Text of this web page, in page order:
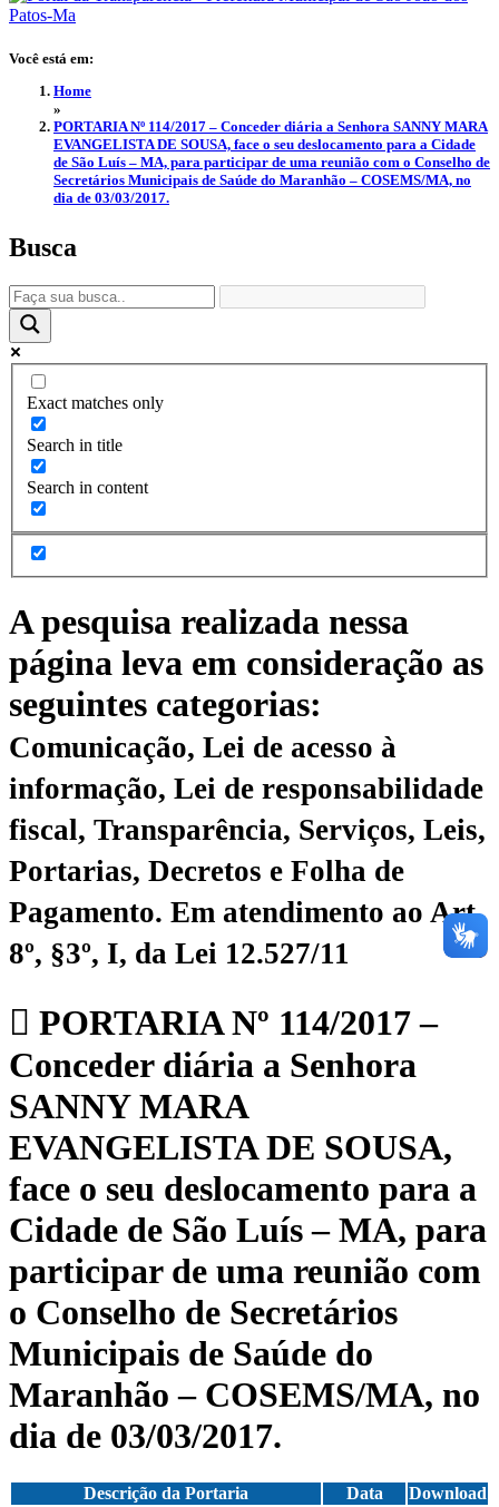
Você está em:
Home
»
PORTARIA Nº 114/2017 – Conceder diária a Senhora SANNY MARA
EVANGELISTA DE SOUSA, face o seu deslocamento para a Cidade
de São Luís – MA, para participar de uma reunião com o Conselho de
Secretários Municipais de Saúde do Maranhão – COSEMS/MA, no
dia de 03/03/2017.
Busca
Exact matches only
Search in title
Search in content
A pesquisa realizada nessa
página leva em consideração as
seguintes categorias:
Comunicação, Lei de acesso à
informação, Lei de responsabilidade
fiscal, Transparência, Serviços, Leis,
Portarias, Decretos e Folha de
Pagamento. Em atendimento ao Art.
8º, §3º, I, da Lei 12.527/11
PORTARIA Nº 114/2017 –
Conceder diária a Senhora
SANNY MARA
EVANGELISTA DE SOUSA,
face o seu deslocamento para a
Cidade de São Luís – MA, para
participar de uma reunião com
o Conselho de Secretários
Municipais de Saúde do
Maranhão – COSEMS/MA, no
dia de 03/03/2017.
Descrição da Portaria Data
Download